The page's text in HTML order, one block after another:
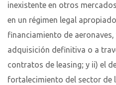
inexistente en otros
en un régimen legal
financiamiento de aeronaves,
adquisición definitiva o a
contratos de leasing; y ii) el
fortalecimiento del sector de